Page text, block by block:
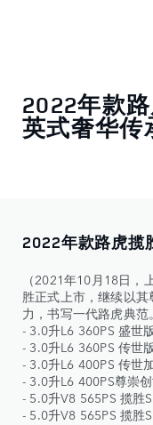
2022年款
英式奢华传
2022年款路虎揽
（2021年10月18日
胜正式上市，继续以
力，书写一代路虎典范
- 3.0升L6 360PS 盛世
- 3.0升L6 360PS 传世
- 3.0升L6 400PS 传世
- 3.0升L6 400PS尊崇
- 5.0升V8 565PS 揽胜
- 5.0升V8 565PS 揽胜